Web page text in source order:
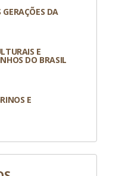
DA
E
DO BRASIL
E